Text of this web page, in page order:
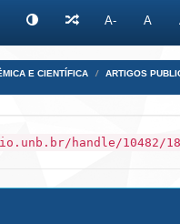
A- A
E CIENTÍFICA ARTIGOS
handle/10482/